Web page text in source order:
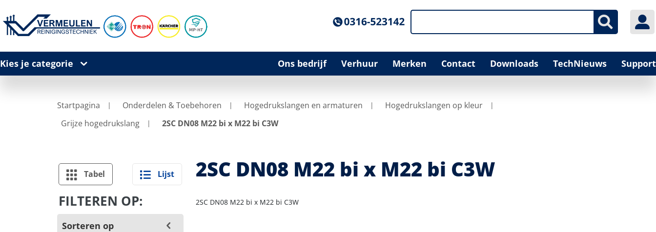
Kies je categorie Ons bedrijf Verhuur Merken Contact Downloads TechNieuws Support
Startpagina Onderdelen & Toebehoren Hogedrukslangen en armaturen
Hogedrukslangen op kleur
Grijze hogedrukslang
2SC DN08 M22 bi x M22 bi C3W
Tabel Lijst
FILTEREN OP:
Sorteren op
2SC DN08 M22 bi x M22 bi C3W
2SC DN08 M22 bi x M22 bi C3W